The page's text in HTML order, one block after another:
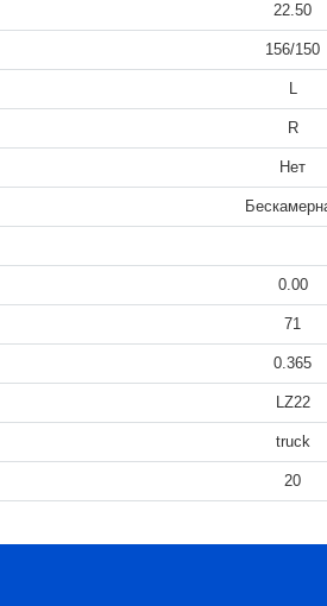
22.50
156/150
L
R
Нет
0.00
71
0.365
LZ22
truck
20